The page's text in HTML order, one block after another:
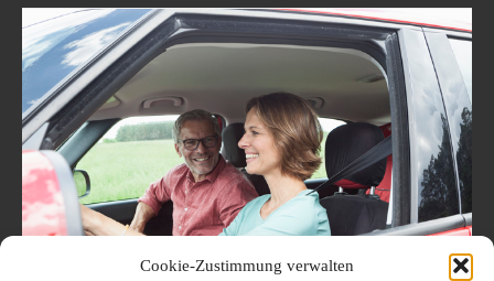
Cookie-Zustimmung verwalten